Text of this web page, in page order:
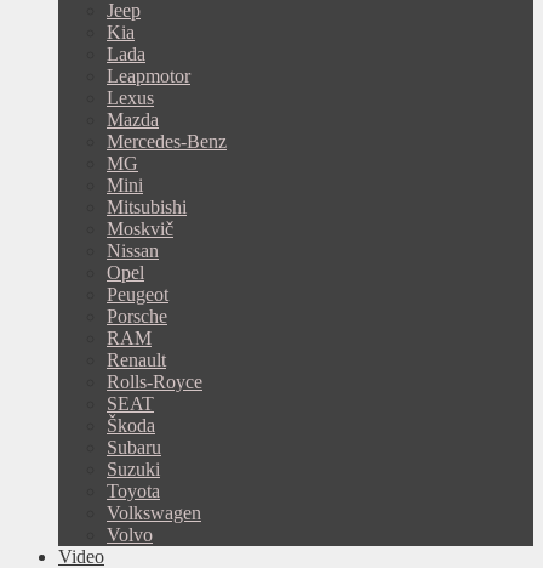
Jeep
Kia
Lada
Leapmotor
Lexus
Mazda
Mercedes-Benz
MG
Mini
Mitsubishi
Moskvič
Nissan
Opel
Peugeot
Porsche
RAM
Renault
Rolls-Royce
SEAT
Škoda
Subaru
Suzuki
Toyota
Volkswagen
Volvo
Video